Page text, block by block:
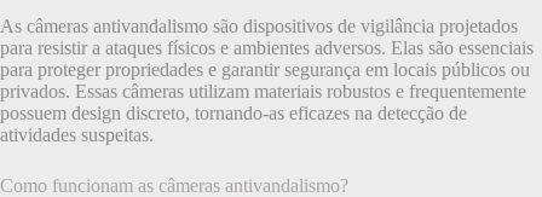
As câmeras antivandalismo são dispositivos de vigilância projetados
para resistir a ataques físicos e ambientes adversos. Elas são essenciais
para proteger propriedades e garantir segurança em locais públicos ou
privados. Essas câmeras utilizam materiais robustos e frequentemente
possuem design discreto, tornando-as eficazes na detecção de
atividades suspeitas.
Como funcionam as câmeras antivandalismo?